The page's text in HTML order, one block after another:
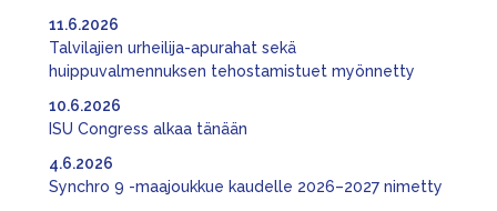
Talvilajien urheilija-apurahat sekä
huippuvalmennuksen tehostamistuet myönnetty
11.6.2026
ISU Congress alkaa tänään
10.6.2026
Synchro 9 -maajoukkue kaudelle 2026–2027 nimetty
4.6.2026